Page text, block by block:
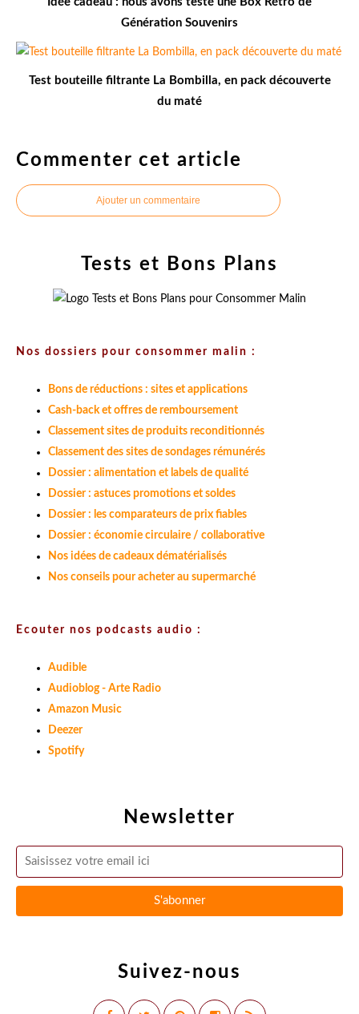
Génération Souvenirs
Test bouteille filtrante La Bombilla, en pack découverte
du maté
Commenter cet article
Ajouter un commentaire
Newsletter
Suivez-nous
Tests et Bons Plans
Nos dossiers pour consommer malin :
Bons de réductions : sites et applications
Cash-back et offres de remboursement
Classement sites de produits reconditionnés
Classement des sites de sondages rémunérés
Dossier : alimentation et labels de qualité
Dossier : astuces promotions et soldes
Dossier : les comparateurs de prix fiables
Dossier : économie circulaire / collaborative
Nos idées de cadeaux dématérialisés
Nos conseils pour acheter au supermarché
Ecouter nos podcasts audio :
Audible
Audioblog - Arte Radio
Amazon Music
Deezer
Spotify